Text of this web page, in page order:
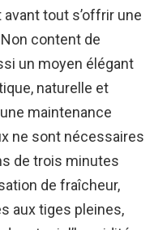
tout s’offrir une
content de
un moyen élégant
naturelle et
maintenance
ne sont nécessaires
de trois minutes
de fraîcheur,
aux tiges pleines,